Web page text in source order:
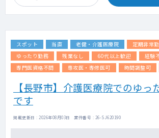
スポット 当直 老健・介護医療院
定期非常
ゆったり勤務
残業なし 60代以上歓迎
経験
専門医資格不問
専攻医・専修医可 時間調整可
【長野市】介護医療院でのゆっ
です
掲載更新日 : 2026年08月03日 案件番号 : 26-SJ620190